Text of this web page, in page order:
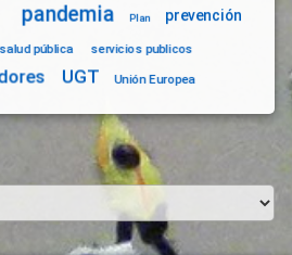
pandemia Plan prevención
salud pública servicios publicos
UGT Unión Europea